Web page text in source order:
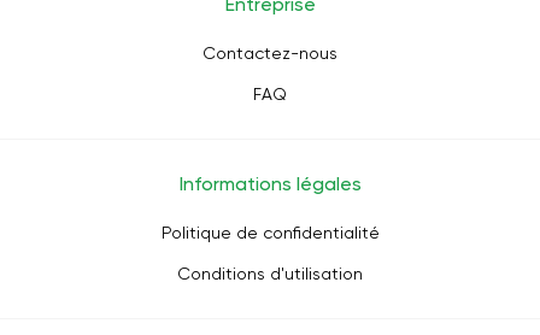
Contactez-nous
FAQ
Informations légales
Politique de confidentialité
Conditions d'utilisation